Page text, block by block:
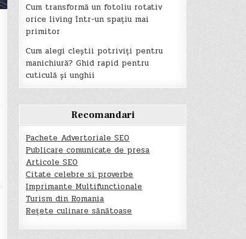
Cum transformă un fotoliu rotativ
orice living într-un spațiu mai
primitor
Cum alegi cleștii potriviți pentru
manichiură? Ghid rapid pentru
cuticulă și unghii
Recomandari
Pachete Advertoriale SEO
Publicare comunicate de presa
Articole SEO
Citate celebre si proverbe
Imprimante Multifunctionale
Turism din Romania
Rețete culinare sănătoase